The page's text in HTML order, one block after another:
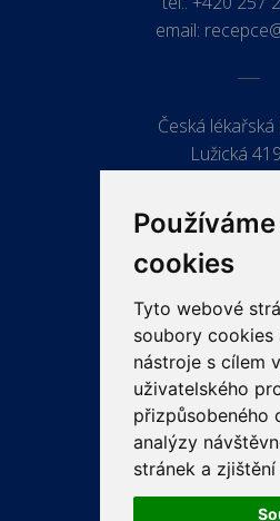
cookies
Tyto webové
soubory cookies
nástroje s cílem
uživatelského
přizpůsobeného
analýzy
stránek a
email:
Česká
Lužická
ODKAZY
PRO
PRO